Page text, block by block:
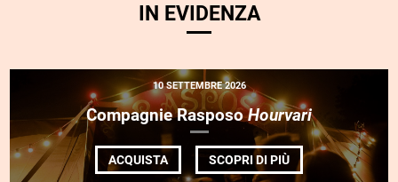
IN EVIDENZA
10 SETTEMBRE 2026
Compagnie RasposoHourvari
ACQUISTA SCOPRI DI PIÙDI
COMPAGNIE